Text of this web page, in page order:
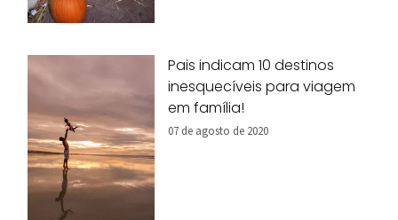
Pais indicam 10 destinos
inesquecíveis para viagem
em família!
07 de agosto de 2020